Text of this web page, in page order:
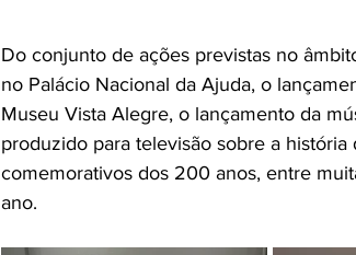
Do conjunto de ações previstas no
no Palácio Nacional da Ajuda, o
Museu Vista Alegre, o lançamento da
produzido para televisão sobre a
comemorativos dos 200 anos, entre
ano.